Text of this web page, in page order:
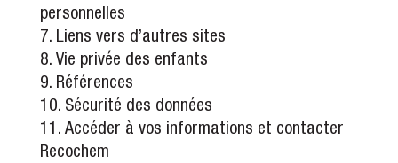
personnelles
Liens vers d’autres sites
Vie privée des enfants
Références
Sécurité des données
Accéder à vos informations et contacter
Recochem